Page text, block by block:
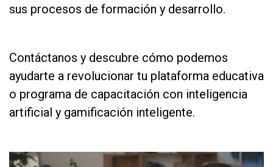
sus procesos de formación y desarrollo.
Contáctanos y descubre cómo podemos
ayudarte a revolucionar tu plataforma educativa
o programa de capacitación con inteligencia
artificial y gamificación inteligente.